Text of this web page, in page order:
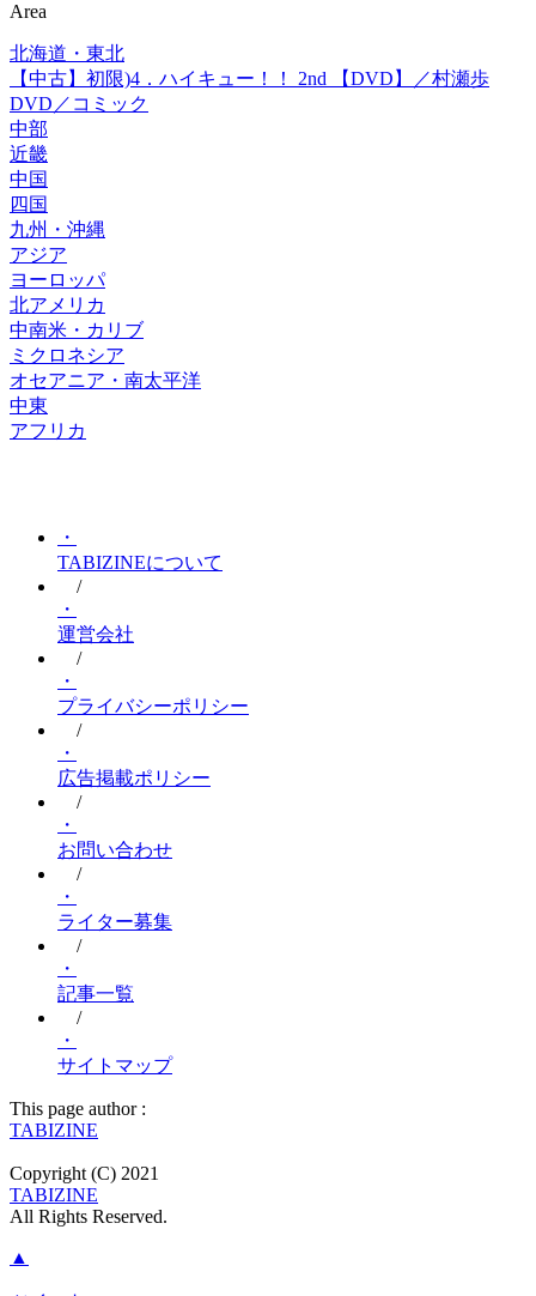
Area
北海道・東北
【中古】初限)4．ハイキュー！！ 2nd 【DVD】／村瀬歩
DVD／コミック
中部
近畿
中国
四国
九州・沖縄
アジア
ヨーロッパ
北アメリカ
中南米・カリブ
ミクロネシア
オセアニア・南太平洋
中東
アフリカ
・
TABIZINEについて
/
・
運営会社
/
・
プライバシーポリシー
/
・
広告掲載ポリシー
/
・
お問い合わせ
/
・
ライター募集
/
・
記事一覧
/
・
サイトマップ
This page author :
TABIZINE
Copyright (C) 2021
TABIZINE
All Rights Reserved.
▲